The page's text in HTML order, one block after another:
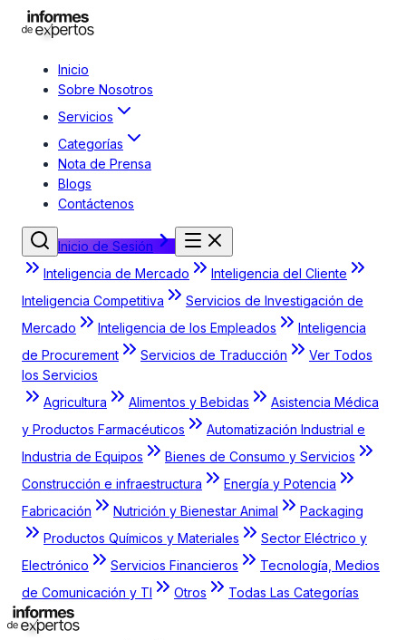
Inicio
Sobre Nosotros
Servicios
Categorías
Nota de Prensa
Blogs
Contáctenos
Inicio de Sesión
Inteligencia de Mercado
Inteligencia del Cliente
Inteligencia Competitiva
Servicios de Investigación de
Mercado
Inteligencia de los Empleados
Inteligencia
de Procurement
Servicios de Traducción
Ver Todos
los Servicios
Agricultura
Alimentos y Bebidas
Asistencia Médica
y Productos Farmacéuticos
Automatización Industrial e
Industria de Equipos
Bienes de Consumo y Servicios
Construcción e infraestructura
Energía y Potencia
Fabricación
Nutrición y Bienestar Animal
Packaging
Productos Químicos y Materiales
Sector Eléctrico y
Electrónico
Servicios Financieros
Tecnología, Medios
de Comunicación y TI
Otros Todas Las Categorías